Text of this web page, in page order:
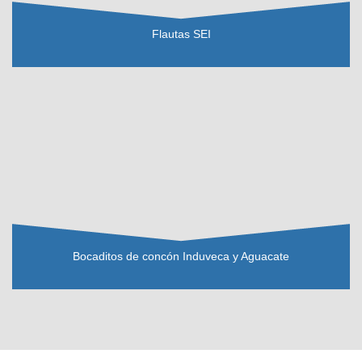
Flautas SEI
Bocaditos de concón Induveca y Aguacate